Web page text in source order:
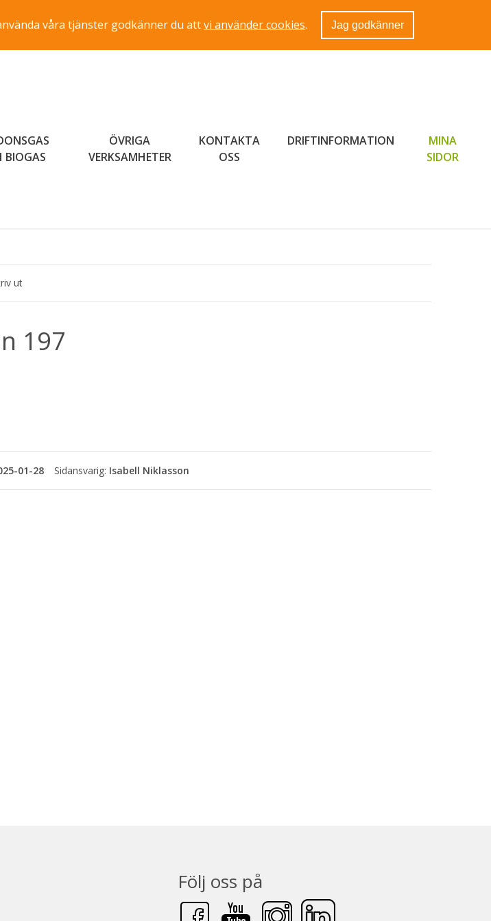
våra tjänster godkänner du attvi använder cookies. Jag godkänner
BIOGAS
ÖVRIGA
VERKSAMHETER
KONTAKTA
OSS
DRIFTINFORMATION
MINA
SIDOR
ut
197
01-28 Isabell Niklasson
Följ oss på